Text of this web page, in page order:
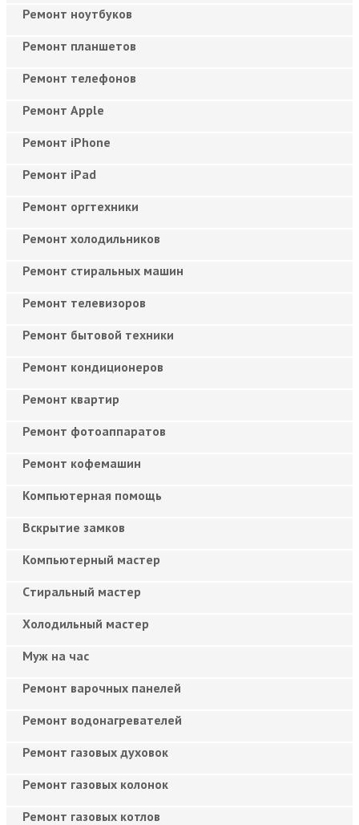
Ремонт ноутбуков
Ремонт планшетов
Ремонт телефонов
Ремонт Apple
Ремонт iPhone
Ремонт iPad
Ремонт оргтехники
Ремонт холодильников
Ремонт стиральных машин
Ремонт телевизоров
Ремонт бытовой техники
Ремонт кондиционеров
Ремонт квартир
Ремонт фотоаппаратов
Ремонт кофемашин
Компьютерная помощь
Вскрытие замков
Компьютерный мастер
Cтиральный мастер
Холодильный мастер
Муж на час
Ремонт варочных панелей
Ремонт водонагревателей
Ремонт газовых духовок
Ремонт газовых колонок
Ремонт газовых котлов